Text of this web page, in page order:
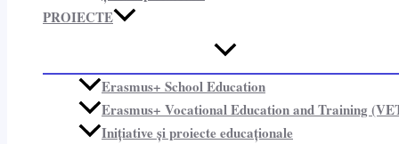
PROIECTE​
Erasmus+ School Education
Erasmus+ Vocational Education and Training
Inițiative și proiecte educaționale​